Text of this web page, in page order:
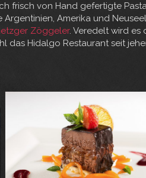
frisch von Hand gefertigte
Amerika und
Zöggeler. Veredelt wird es
das Hidalgo Restaurant seit